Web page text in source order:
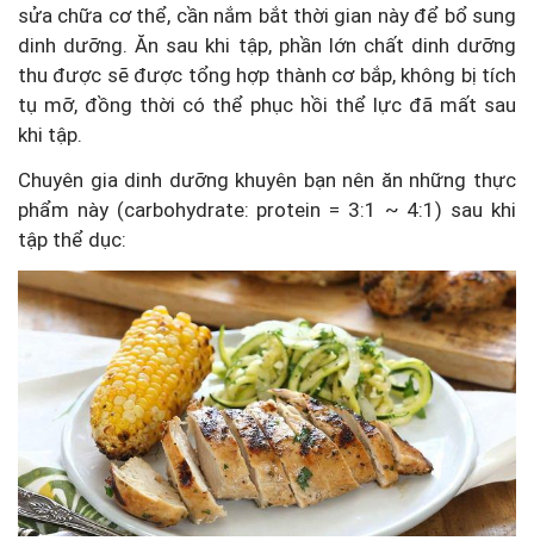
sửa chữa cơ thể, cần nắm bắt thời gian này để bổ sung
dinh dưỡng. Ăn sau khi tập, phần lớn chất dinh dưỡng
thu được sẽ được tổng hợp thành cơ bắp, không bị tích
tụ mỡ, đồng thời có thể phục hồi thể lực đã mất sau
khi tập.
Chuyên gia dinh dưỡng khuyên bạn nên ăn những thực
phẩm này (carbohydrate: protein = 3:1 ~ 4:1) sau khi
tập thể dục: